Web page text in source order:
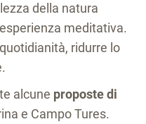
della natura
meditativa.
ridurre lo
alcune proposte di
e Campo Tures.